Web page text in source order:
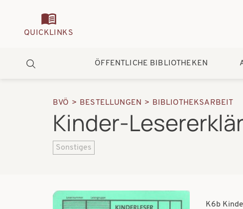
Quickmenu
QUICKLINKS
Hauptnavigation
ÖFFENTLICHE BIBLIOTHEKEN
Suche
Pfadnavigation
BVÖ BESTELLUNGEN BIBLIOTHEKSARBEIT
Kinder-
Sonstiges
K6b